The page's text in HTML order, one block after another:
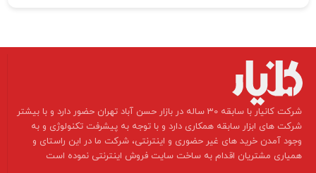
​شرکت کانیار با سابقه 30 ساله در بازار حسن آباد تهران حضور دارد و با بیشتر
شرکت های ابزار سابقه همکاری دارد و با توجه به پیشرفت تکنولوژی و به
وجود آمدن خرید های غیر حضوری و اینترنتی، شرکت ما در این راستای و
همیاری مشتریان اقدام به ساخت سایت فروش اینترنتی نموده است ​​​​​​​